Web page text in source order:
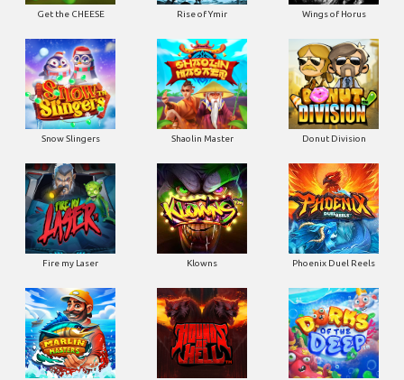
Get the CHEESE Rise of Ymir Wings of Horus
Snow Slingers Shaolin Master Donut Division
Fire my Laser Klowns Phoenix Duel Reels